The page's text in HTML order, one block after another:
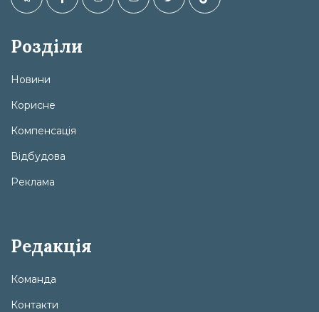
Розділи
Новини
Корисне
Компенсація
Відбудова
Реклама
Редакція
Команда
Контакти